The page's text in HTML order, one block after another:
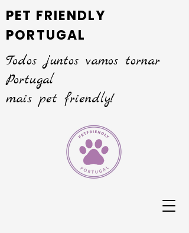
PET FRIENDLY
PORTUGAL
Todos juntos vamos tornar
Portugal
mais pet friendly!